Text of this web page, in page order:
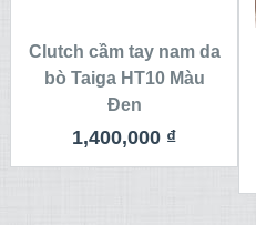
Clutch cầm tay nam da
bò Taiga HT10 Màu
Đen
1,400,000 ₫